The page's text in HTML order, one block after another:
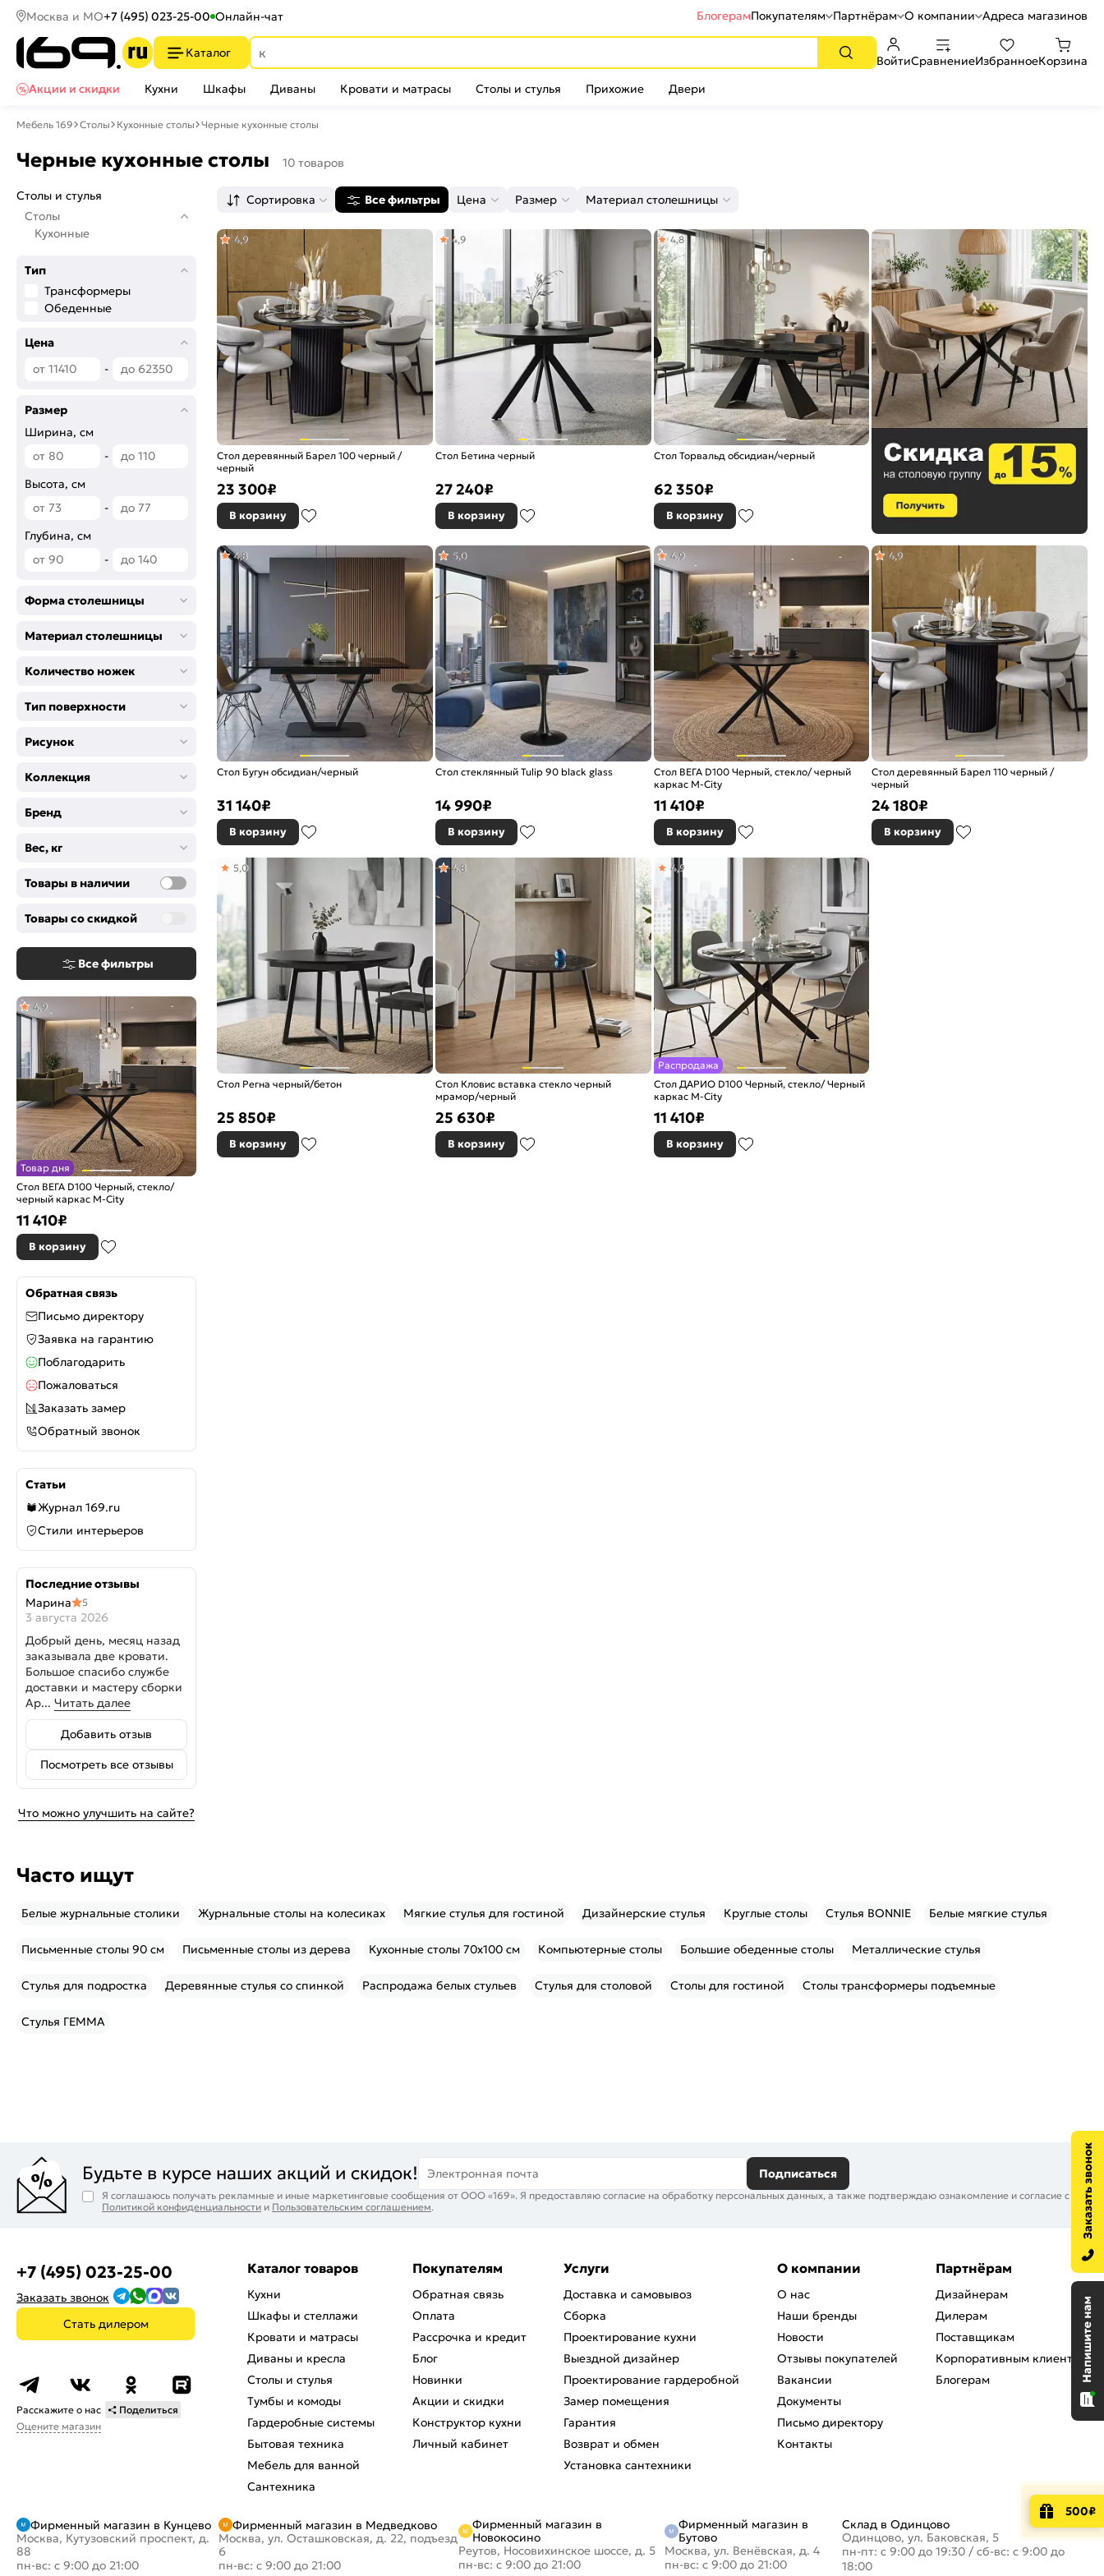
Москва и МО+7 (495) 023-25-00 Онлайн-чат БлогерамПокупателям Партнёрам О компании Адреса магазинов
Каталог
ВойтиСравнениеИзбранноеКорзина
Акции и скидки
Кухни Шкафы Диваны Кровати и матрасы Столы и стулья Прихожие Двери
Мебель 169 Столы Кухонные столы Черные кухонные столы
Черные кухонные столы 10 товаров
Столы и стулья
Столы
Кухонные
Тип
Трансформеры
Обеденные
Цена
-
Размер
Ширина, см
-
Высота, см
-
Глубина, см
-
Форма столешницы
Материал столешницы
Количество ножек
Тип поверхности
Рисунок
Коллекция
Бренд
Вес, кг
Товары в наличии
Товары со скидкой
Все фильтры
Товар дня
Стол ВЕГА D100 Черный, стекло/
черный каркас М-City
4,9
11 410₽
В корзину
Обратная связь
Письмо директору
Заявка на гарантию
Поблагодарить
Пожаловаться
Заказать замер
Обратный звонок
Статьи
Журнал 169.ru
Стили интерьеров
Последние отзывы
Марина
5
3 августа 2026
Добрый день, месяц назад
заказывала две кровати.
Большое спасибо службе
доставки и мастеру сборки
Ар... Читать далее
Добавить отзыв
Посмотреть все отзывы
Что можно улучшить на сайте?
Сортировка Все фильтры Цена Размер Материал столешницы
Стол деревянный Барел 100 черный /
черный
4,9
23 300₽
В корзину
Стол Бетина черный
4,9
27 240₽
В корзину
Стол Торвальд обсидиан/черный
4,8
62 350₽
В корзину
Стол Бугун обсидиан/черный
4,8
31 140₽
В корзину
Стол стеклянный Tulip 90 black glass
5,0
14 990₽
В корзину
Стол ВЕГА D100 Черный, стекло/ черный
каркас М-City
4,9
11 410₽
В корзину
Стол деревянный Барел 110 черный /
черный
4,9
24 180₽
В корзину
Стол Регна черный/бетон
5,0
25 850₽
В корзину
Стол Кловис вставка стекло черный
мрамор/черный
4,8
25 630₽
В корзину
Распродажа
Стол ДАРИО D100 Черный, стекло/ Черный
каркас М-City
4,9
11 410₽
В корзину
Часто ищут
Белые журнальные столики Журнальные столы на колесиках Мягкие стулья для гостиной Дизайнерские стулья Круглые столы Стулья BONNIE Белые мягкие стулья
Письменные столы 90 см Письменные столы из дерева Кухонные столы 70x100 см Компьютерные столы Большие обеденные столы Металлические стулья
Стулья для подростка Деревянные стулья со спинкой Распродажа белых стульев Стулья для столовой Столы для гостиной Столы трансформеры подъемные
Стулья ГЕММА
Будьте в курсе наших акций и скидок! Электронная почта Подписаться
Я соглашаюсь получать рекламные и иные маркетинговые сообщения от ООО «169». Я предоставляю согласие на обработку персональных данных, а также подтверждаю ознакомление и согласие с
Политикой конфиденциальности и Пользовательским соглашением.
+7 (495) 023-25-00
Заказать звонок
Стать дилером
Расскажите о нас
Поделиться
Оцените магазин
Каталог товаров
Кухни
Шкафы и стеллажи
Кровати и матрасы
Диваны и кресла
Столы и стулья
Тумбы и комоды
Гардеробные системы
Бытовая техника
Мебель для ванной
Сантехника
Покупателям
Обратная связь
Оплата
Рассрочка и кредит
Блог
Новинки
Акции и скидки
Конструктор кухни
Личный кабинет
Услуги
Доставка и самовывоз
Сборка
Проектирование кухни
Выездной дизайнер
Проектирование гардеробной
Замер помещения
Гарантия
Возврат и обмен
Установка сантехники
О компании
О нас
Наши бренды
Новости
Отзывы покупателей
Вакансии
Документы
Письмо директору
Контакты
Партнёрам
Дизайнерам
Дилерам
Поставщикам
Корпоративным клиентам
Блогерам
Фирменный магазин в Кунцево
Москва, Кутузовский проспект, д.
88
пн-вс: с 9:00 до 21:00
Фирменный магазин в Медведково
Москва, ул. Осташковская, д. 22, подъезд
6
пн-вс: с 9:00 до 21:00
Фирменный магазин в
Новокосино
Реутов, Носовихинское шоссе, д. 5
пн-вс: с 9:00 до 21:00
Фирменный магазин в
Бутово
Москва, ул. Венёвская, д. 4
пн-вс: с 9:00 до 21:00
Склад в Одинцово
Одинцово, ул. Баковская, 5
пн-пт: с 9:00 до 19:30 /сб-вс: с 9:00 до
18:00
500₽